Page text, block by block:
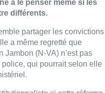
de la Loi du 7 décembre
des bourgmestres
communaux à cet effet,
et du gouverneur aient été
du ministre de
délibéré en Conseil
ministres de l’Intérieur et